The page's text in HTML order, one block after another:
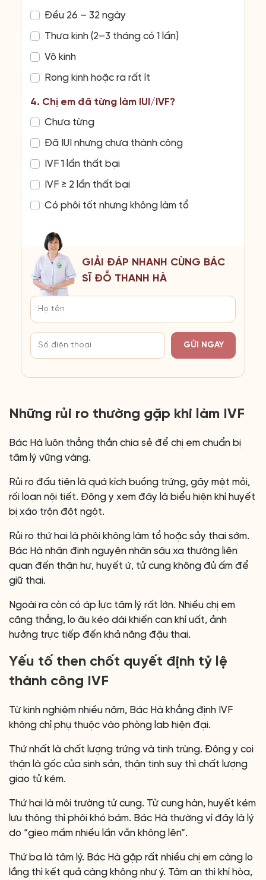
Đều 26 – 32 ngày
Thưa kinh (2–3 tháng có 1 lần)
Vô kinh
Rong kinh hoặc ra rất ít
4. Chị em đã từng làm IUI/IVF?
Chưa từng
Đã IUI nhưng chưa thành công
IVF 1 lần thất bại
IVF ≥ 2 lần thất bại
Có phôi tốt nhưng không làm tổ
GIẢI ĐÁP NHANH CÙNG BÁC
SĨ ĐỖ THANH HÀ
GỬI NGAY
Những rủi ro thường gặp khi làm IVF
Bác Hà luôn thẳng thắn chia sẻ để chị em chuẩn bị
tâm lý vững vàng.
Rủi ro đầu tiên là quá kích buồng trứng, gây mệt mỏi,
rối loạn nội tiết. Đông y xem đây là biểu hiện khí huyết
bị xáo trộn đột ngột.
Rủi ro thứ hai là phôi không làm tổ hoặc sảy thai sớm.
Bác Hà nhận định nguyên nhân sâu xa thường liên
quan đến thận hư, huyết ứ, tử cung không đủ ấm để
giữ thai.
Ngoài ra còn có áp lực tâm lý rất lớn. Nhiều chị em
căng thẳng, lo âu kéo dài khiến can khí uất, ảnh
hưởng trực tiếp đến khả năng đậu thai.
Yếu tố then chốt quyết định tỷ lệ
thành công IVF
Từ kinh nghiệm nhiều năm, Bác Hà khẳng định IVF
không chỉ phụ thuộc vào phòng lab hiện đại.
Thứ nhất là chất lượng trứng và tinh trùng. Đông y coi
thận là gốc của sinh sản, thận tinh suy thì chất lượng
giao tử kém.
Thứ hai là môi trường tử cung. Tử cung hàn, huyết kém
lưu thông thì phôi khó bám. Bác Hà thường ví đây là lý
do “gieo mầm nhiều lần vẫn không lên”.
Thứ ba là tâm lý. Bác Hà gặp rất nhiều chị em càng lo
lắng thì kết quả càng không như ý. Tâm an thì khí hòa,